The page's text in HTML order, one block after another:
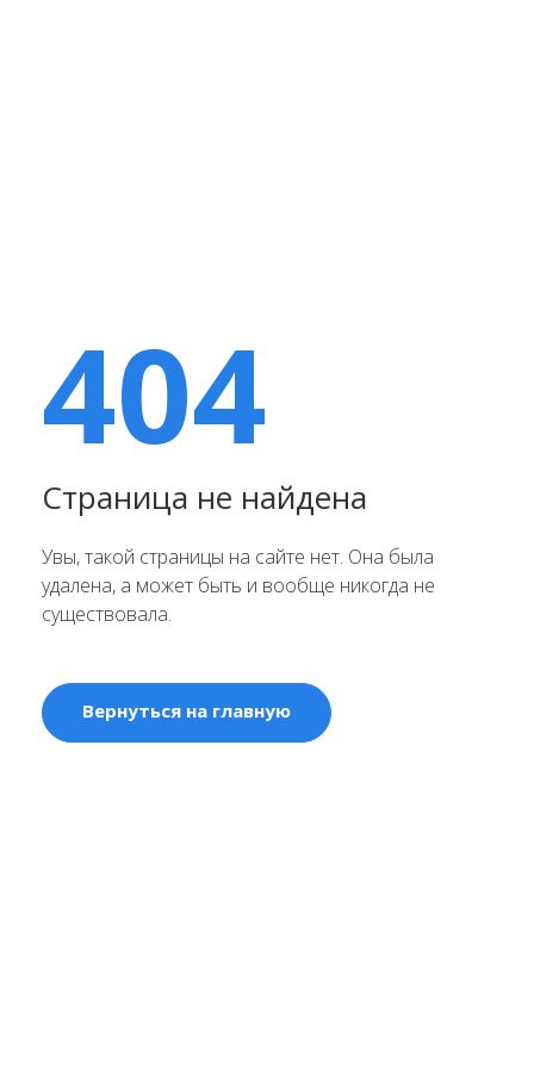
404
Страница не найдена
Увы, такой страницы на сайте нет. Она была
удалена, а может быть и вообще никогда не
существовала.
Вернуться на главную